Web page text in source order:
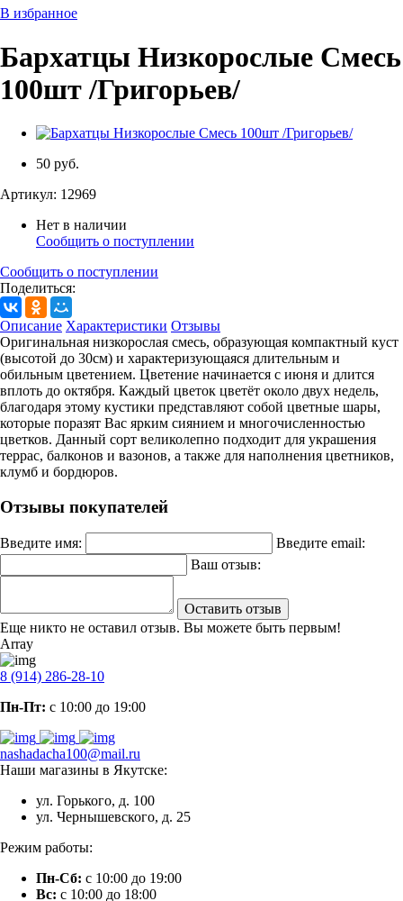
В избранное
Бархатцы Низкорослые Смесь
100шт /Григорьев/
50 руб.
Артикул: 12969
Нет в наличии
Сообщить о поступлении
Сообщить о поступлении
Поделиться:
Описание Характеристики Отзывы
Оригинальная низкорослая смесь, образующая компактный куст
(высотой до 30см) и характеризующаяся длительным и
обильным цветением. Цветение начинается с июня и длится
вплоть до октября. Каждый цветок цветёт около двух недель,
благодаря этому кустики представляют собой цветные шары,
которые поразят Вас ярким сиянием и многочисленностью
цветков. Данный сорт великолепно подходит для украшения
террас, балконов и вазонов, а также для наполнения цветников,
клумб и бордюров.
Отзывы покупателей
Введите имя:
Введите email:
Ваш отзыв:
Оставить отзыв
Еще никто не оставил отзыв. Вы можете быть первым!
Array
8 (914) 286-28-10
Пн-Пт: с 10:00 до 19:00
nashadacha100@mail.ru
Наши магазины в Якутске:
ул. Горького, д. 100
ул. Чернышевского, д. 25
Режим работы:
Пн-Сб: с 10:00 до 19:00
Вс: с 10:00 до 18:00